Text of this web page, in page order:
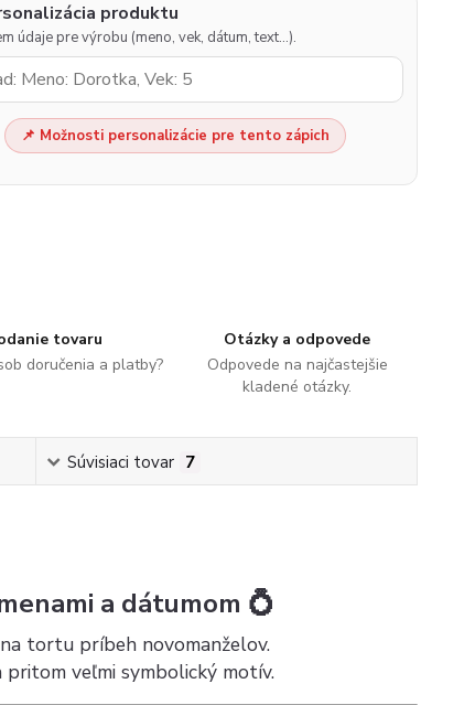
produktu
údaje pre výrobu (meno, vek, dátum, text…).
📌 Možnosti personalizácie pre tento zápich
tovaru
doručenia a platby?
Otázky a odpovede
Odpovede na najčastejšie
kladené otázky.
Súvisiaci tovar 7
a dátumom 💍
tortu príbeh novomanželov.
pritom veľmi symbolický motív.